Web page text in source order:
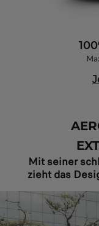
Mit seiner
zieht das